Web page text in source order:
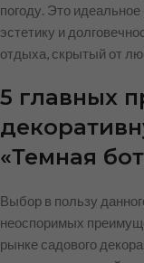
погоду. Это
эстетику и
отдыха, скрытый от
5 главных
«Темная
Выбор в пользу
неоспоримых
рынке садового декора.